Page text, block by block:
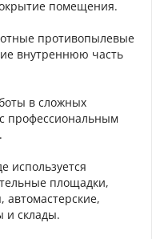
помещения.
противопылевые
внутреннюю часть
в сложных
с профессиональным
используется
площадки,
и склады.